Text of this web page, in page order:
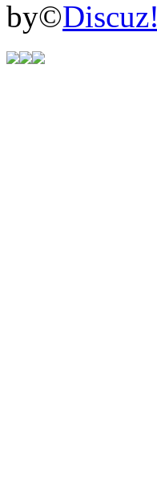
by©Discuz!